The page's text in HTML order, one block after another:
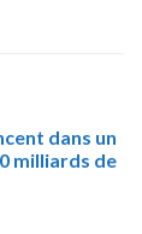
dans un
milliards de